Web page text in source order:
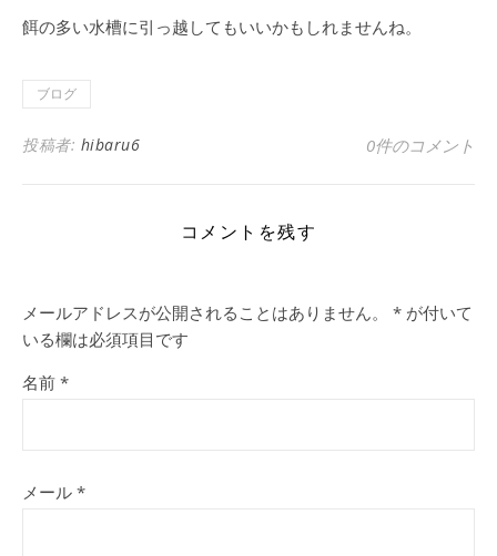
餌の多い水槽に引っ越してもいいかもしれませんね。
ブログ
投稿者: hibaru6 0件のコメント
コメントを残す
メールアドレスが公開されることはありません。 * が付いて
いる欄は必須項目です
名前 *
メール *